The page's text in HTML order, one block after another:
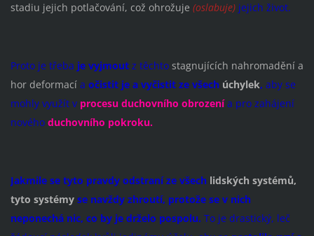
stadiu jejich potlačování, což ohrožuje (oslabuje) jejich život.
Proto je třeba je vyjmoutz těchto stagnujících nahromadění a
hor deformací a očistit je a vyčistit ze všech úchylek, aby se
mohly využít v procesu duchovního obrození a pro zahájení
nového duchovního pokroku.
Jakmile se tyto pravdy odstraníze všechlidských systémů,
tyto systémyse navždy zhroutí, protože se v nich
neponechá nic, co by je drželo pospolu. To je drastický, leč